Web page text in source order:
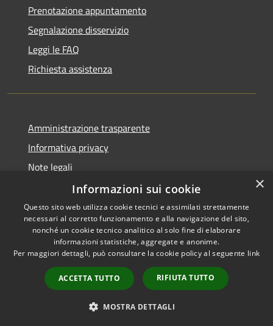
Prenotazione appuntamento
Segnalazione disservizio
Leggi le FAQ
Richiesta assistenza
Amministrazione trasparente
Informativa privacy
Note legali
Dichiarazione di accessibilità
RSS
Accessibilità
Copyright © 2026 • Città di
Municipium•
Accesso
redazione
×
Informazioni sui cookie
Questo sito web utilizza cookie tecnici e assimilati strettamente
necessari al corretto funzionamento e alla navigazione del sito,
nonché un cookie tecnico analitico al solo fine di elaborare
informazioni statistiche, aggregate e anonime.
Per maggiori dettagli, può consultare la cookie policy al seguente link
ACCETTA TUTTO RIFIUTA TUTTO
MOSTRA DETTAGLI